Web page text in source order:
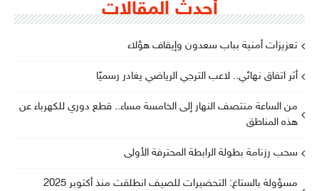
أحدث المقالات
تعزيزات أمنية بباب سعدون وإيقاف هؤلاء
أثر اتفاق نهائي.. لاعب الترجي الرياضي يغادر رسميًا
من الساعة منتصف النهار إلى الخامسة مساء.. قطع دوري للكهرباء عن
هذه المناطق
سحب رزنامة بطولة الرابطة المحترفة الأولى
مسؤولة بالستاغ: التحضيرات للصيف انطلقت منذ أكتوبر 2025